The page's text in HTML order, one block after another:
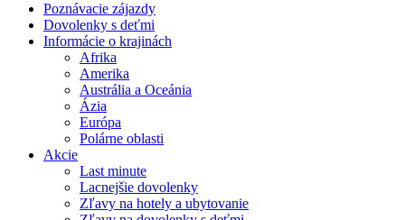
Poznávacie zájazdy
Dovolenky s deťmi
Informácie o krajinách
Afrika
Amerika
Austrália a Oceánia
Ázia
Európa
Polárne oblasti
Akcie
Last minute
Lacnejšie dovolenky
Zľavy na hotely a ubytovanie